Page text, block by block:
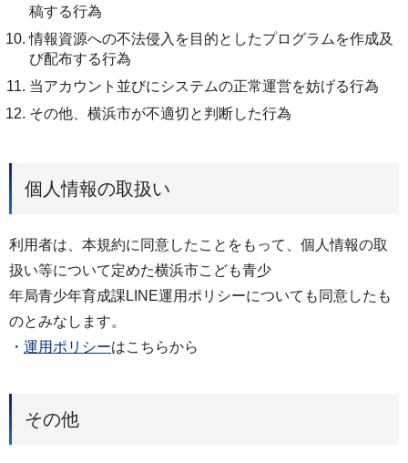
稿する行為
情報資源への不法侵入を目的としたプログラムを作成及
び配布する行為
当アカウント並びにシステムの正常運営を妨げる行為
その他、横浜市が不適切と判断した行為
個人情報の取扱い
利用者は、本規約に同意したことをもって、個人情報の取
扱い等について定めた横浜市こども青少
年局青少年育成課LINE運用ポリシーについても同意したも
のとみなします。
・ 運用ポリシーはこちらから
その他